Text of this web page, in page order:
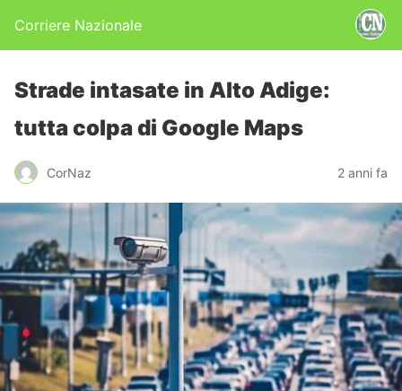
Corriere Nazionale
Strade intasate in Alto Adige:
tutta colpa di Google Maps
CorNaz 2 anni fa